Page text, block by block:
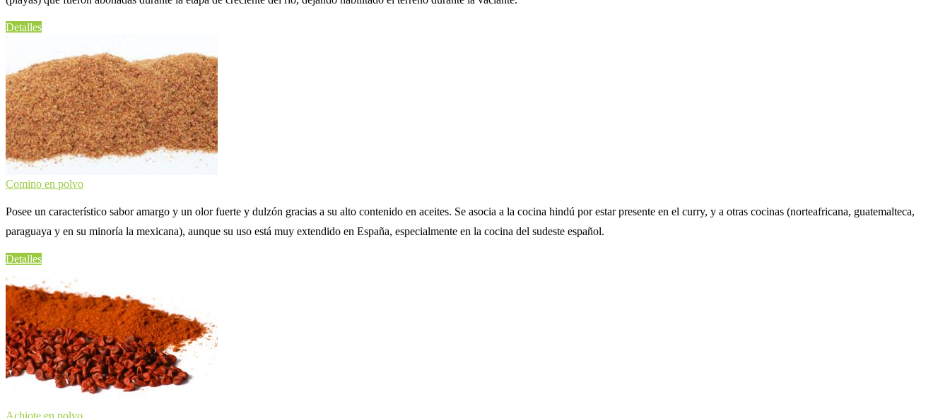
Detalles
Comino en polvo
Posee un característico sabor amargo y un olor fuerte y dulzón gracias a su alto contenido en aceites. Se asocia a la cocina hindú por estar presente en el curry, y a otras cocinas (norteafricana, guatemalteca,
paraguaya y en su minoría la mexicana), aunque su uso está muy extendido en España, especialmente en la cocina del sudeste español.
Detalles
Achiote en polvo